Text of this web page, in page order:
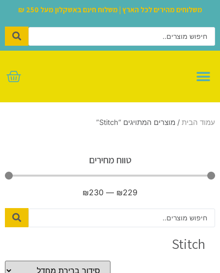
משלוחים מהירים לכל הארץ | משלוח חינם באשקלון מעל 250 ₪
עמוד הבית / מוצרים המתויגים “Stitch”
טווח מחירים
₪229
—
₪230
Stitch